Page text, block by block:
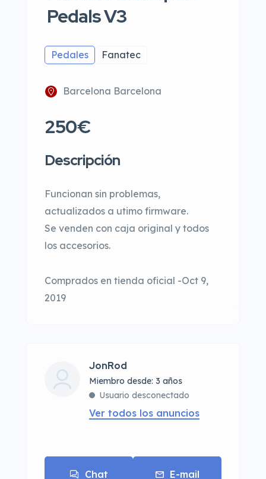
Pedals V3
Pedales Fanatec
Barcelona Barcelona
250€
Descripción
Funcionan sin problemas,
actualizados a utimo firmware.
Se venden con caja original y todos
los accesorios.
Comprados en tienda oficial -Oct 9,
2019
JonRod
Miembro desde: 3 años
Usuario desconectado
Ver todos los anuncios
Chat E-mail